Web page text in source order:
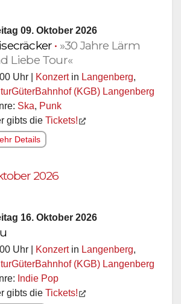
09. Oktober 2026
• »30 Jahre Lärm
Liebe Tour«
Uhr | Konzertin Langenberg,
(KGB) Langenberg
Ska, Punk
gibts die Tickets!
Details
2026
16. Oktober 2026
Uhr | Konzertin Langenberg,
(KGB) Langenberg
Indie Pop
gibts die Tickets!